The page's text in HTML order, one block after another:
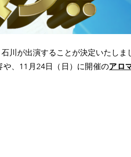
川が出演することが決定いたしま
、11月24日（日）に開催のアロ